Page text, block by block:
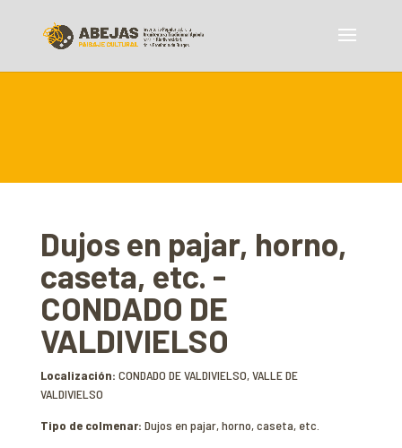
Dujos en pajar, horno,
caseta, etc. -
CONDADO DE
VALDIVIELSO
Localización: CONDADO DE VALDIVIELSO, VALLE DE
VALDIVIELSO
Tipo de colmenar: Dujos en pajar, horno, caseta, etc.